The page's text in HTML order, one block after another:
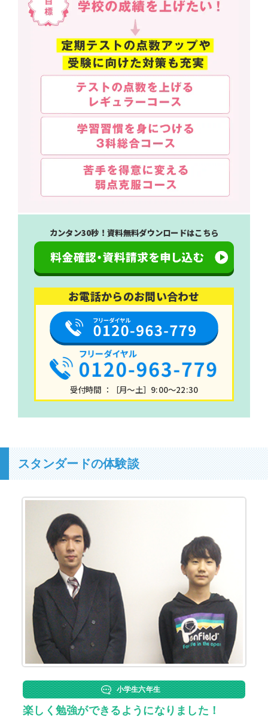
カンタン30秒！資料無料ダウンロードはこちら
お電話からのお問い合わせ
受付時間 ：［月～土］9:00～22:30
スタンダードの体験談
小学生六年生
楽しく勉強ができるようになりました！